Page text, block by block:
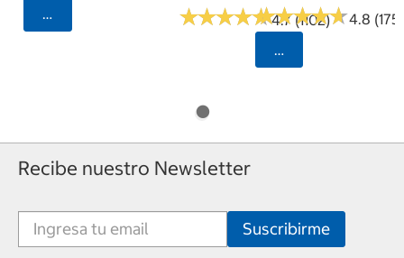
Seleccionar Código Postal
★★★★★
★★★★★4.7 (1102)
★★★★★
★★★★★4.8 (175)
Seleccionar
Recibe nuestro Newsletter